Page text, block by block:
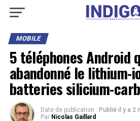
MOBILE
5 téléphones Android
abandonné le lithium-
batteries silicium-
Date de publication : Publié il y a 2
Par Nicolas Gaillard